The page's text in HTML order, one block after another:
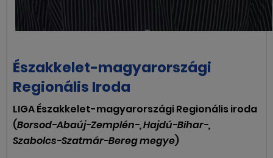
Északkelet-magyarországi
Regionális Iroda
LIGA Északkelet-magyarországi Regionális iroda
(Borsod-Abaúj-Zemplén-, Hajdú-Bihar-,
Szabolcs-Szatmár-Bereg megye)